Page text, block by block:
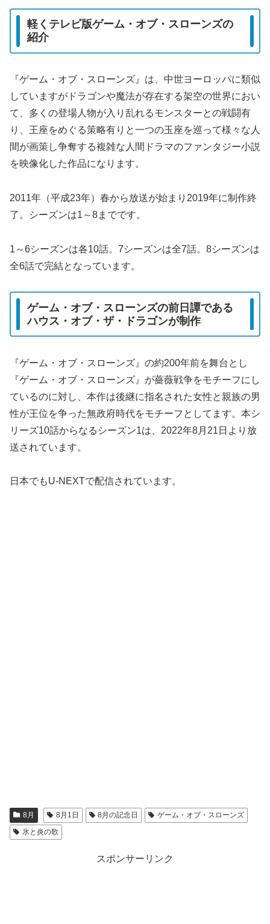
軽くテレビ版ゲーム・オブ・スローンズの
紹介
『ゲーム・オブ・スローンズ』は、中世ヨーロッパに類似
していますがドラゴンや魔法が存在する架空の世界におい
て、多くの登場人物が入り乱れるモンスターとの戦闘有
り、王座をめぐる策略有りと一つの玉座を巡って様々な人
間が画策し争奪する複雑な人間ドラマのファンタジー小説
を映像化した作品になります。
2011年（平成23年）春から放送が始まり2019年に制作終
了。シーズンは1～8までです。
1～6シーズンは各10話。7シーズンは全7話。8シーズンは
全6話で完結となっています。
ゲーム・オブ・スローンズの前日譚である
ハウス・オブ・ザ・ドラゴンが制作
『ゲーム・オブ・スローンズ』の約200年前を舞台とし
『ゲーム・オブ・スローンズ』が薔薇戦争をモチーフにし
ているのに対し、本作は後継に指名された女性と親族の男
性が王位を争った無政府時代をモチーフとしてます。本シ
リーズ10話からなるシーズン1は、2022年8月21日より放
送されています。
日本でもU-NEXTで配信されています。
8月 8月1日 8月の記念日
ゲーム・オブ・スローンズ
氷と炎の歌
スポンサーリンク